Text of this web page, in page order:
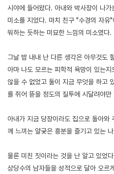
시야에 들어왔다. 아내와 박사장이 나
미소를 지었다. 마치 친구 "수경의 자유
워하는 듯하는 미묘한 느낌의 미소였다.
그날 밤 내내 난 다른 생각은 아무것도
아마 나도 모르는 피학적 욕망이 있는
않을 수 없었고 둘이 지금 무엇을 하고
를 쥐어 뜯을 정도의 질투에 시달려야만
아내가 지금 당장이라도 집으로 돌아와
께 느끼는 얄궂은 흥분을 즐기고 있는
물론 미친 짓이라는 것을 난 알고 있었
상당수의 남자들을 성적으로 달아 오르